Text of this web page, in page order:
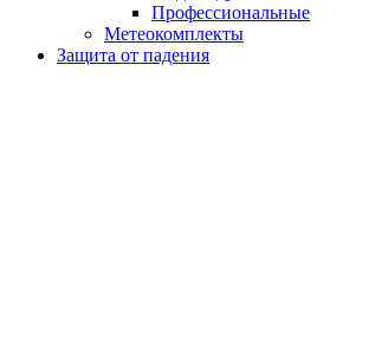
Профессиональные
Метеокомплекты
Защита от падения